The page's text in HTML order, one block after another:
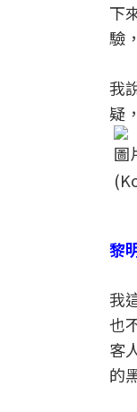
下
驗
我
疑
圖
黎
我
也
客
的